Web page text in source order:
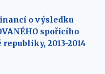
o výsledku
spořicího
2013-2014